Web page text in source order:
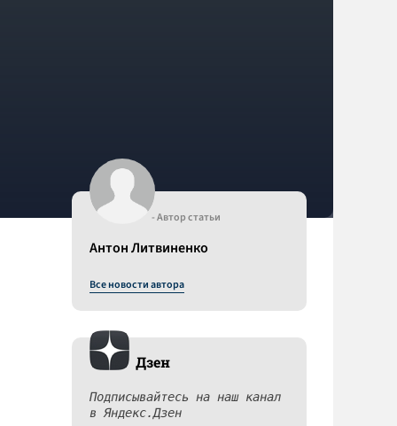
- Автор статьи
Антон Литвиненко
Все новости автора
Дзен
Подписывайтесь на наш канал
в Яндекс.Дзен